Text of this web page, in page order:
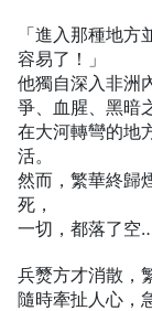
「進入那種地
容易了！」
他獨自深入非洲
爭、血腥、黑暗
在大河轉彎的地
活。
然而，繁華終歸
死，
一切，都落了空
兵燹方才消散，
隨時牽扯人心，